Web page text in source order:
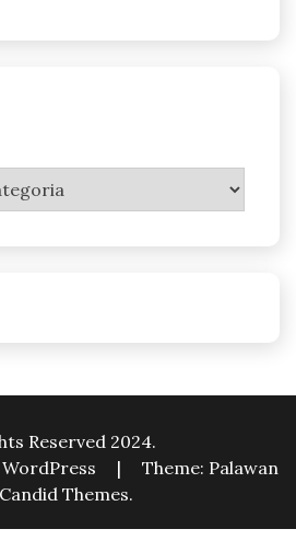
Reserved 2024.
|
Theme: Palawan
Candid Themes.